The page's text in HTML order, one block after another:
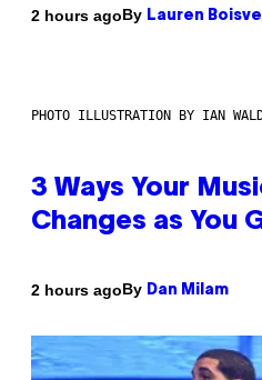
2 hours agoBy Lauren
PHOTO ILLUSTRATION BY IAN
3 Ways Your
Changes as You
2 hours agoBy Dan Milam